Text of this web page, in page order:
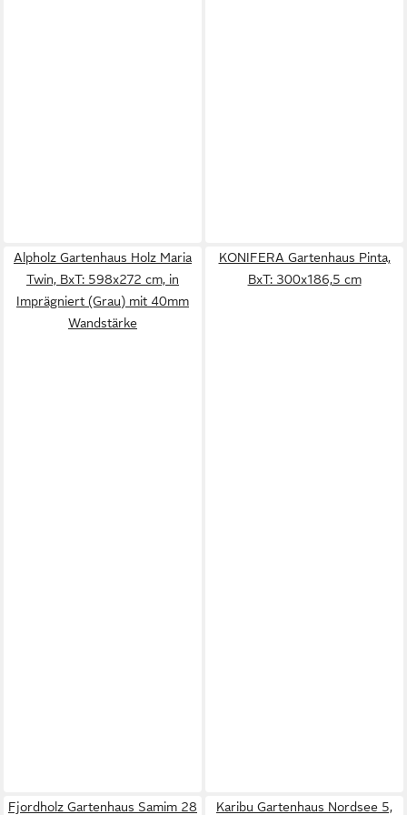
Alpholz Gartenhaus Holz Maria
Twin, BxT: 598x272 cm, in
Imprägniert (Grau) mit 40mm
Wandstärke
KONIFERA Gartenhaus Pinta,
BxT: 300x186,5 cm
Fjordholz Gartenhaus Samim 28
Karibu Gartenhaus Nordsee 5,